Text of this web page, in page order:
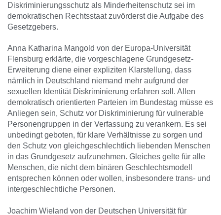
Diskriminierungsschutz als Minderheitenschutz sei im
demokratischen Rechtsstaat zuvörderst die Aufgabe des
Gesetzgebers.
Anna Katharina Mangold von der Europa-Universität
Flensburg erklärte, die vorgeschlagene Grundgesetz-
Erweiterung diene einer expliziten Klarstellung, dass
nämlich in Deutschland niemand mehr aufgrund der
sexuellen Identität Diskriminierung erfahren soll. Allen
demokratisch orientierten Parteien im Bundestag müsse es
Anliegen sein, Schutz vor Diskriminierung für vulnerable
Personengruppen in der Verfassung zu verankern. Es sei
unbedingt geboten, für klare Verhältnisse zu sorgen und
den Schutz von gleichgeschlechtlich liebenden Menschen
in das Grundgesetz aufzunehmen. Gleiches gelte für alle
Menschen, die nicht dem binären Geschlechtsmodell
entsprechen können oder wollen, insbesondere trans- und
intergeschlechtliche Personen.
Joachim Wieland von der Deutschen Universität für